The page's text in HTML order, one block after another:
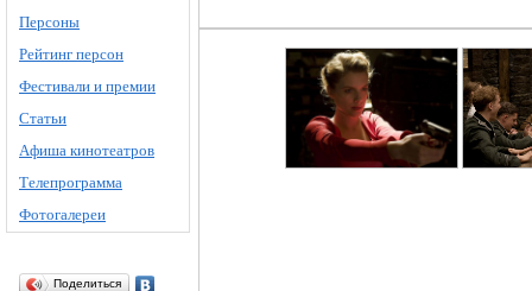
Персоны
Рейтинг персон
Фестивали и премии
Статьи
Афиша кинотеатров
Телепрограмма
Фотогалереи
Поделиться